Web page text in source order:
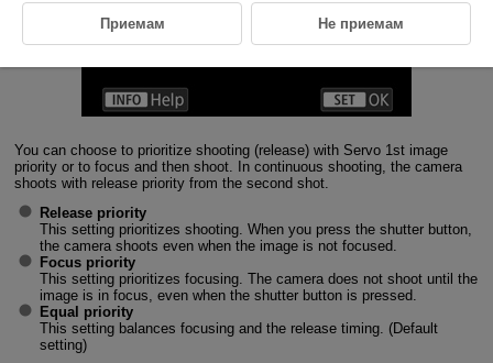
You can choose to prioritize shooting (release) with Servo 1st image
priority or to focus and then shoot. In continuous shooting, the camera
shoots with release priority from the second shot.
Release priority
This setting prioritizes shooting. When you press the shutter button,
the camera shoots even when the image is not focused.
Focus priority
This setting prioritizes focusing. The camera does not shoot until the
image is in focus, even when the shutter button is pressed.
Equal priority
This setting balances focusing and the release timing. (Default
setting)
Приемам Не приемам